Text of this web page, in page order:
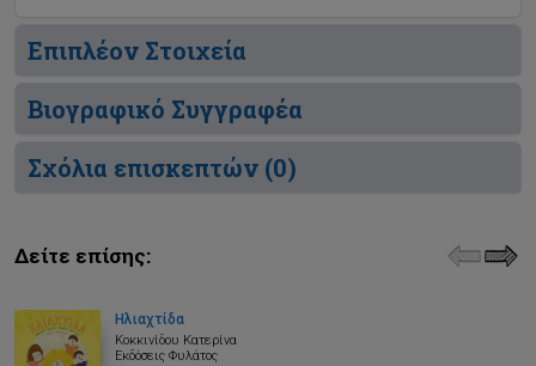
Επιπλέον Στοιχεία
Βιογραφικό Συγγραφέα
Σχόλια επισκεπτών (0)
Δείτε επίσης:
Ηλιαχτίδα
Κοκκινίδου Κατερίνα
Εκδόσεις Φυλάτος